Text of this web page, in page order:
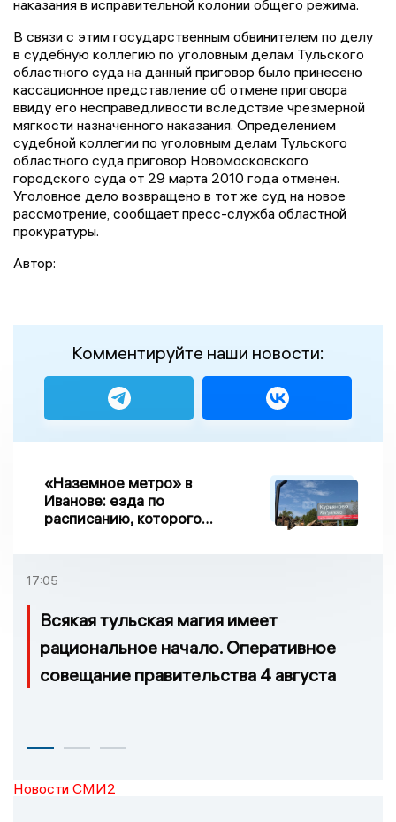
наказания в исправительной колонии общего режима.
В связи с этим государственным обвинителем по делу
в судебную коллегию по уголовным делам Тульского
областного суда на данный приговор было принесено
кассационное представление об отмене приговора
ввиду его несправедливости вследствие чрезмерной
мягкости назначенного наказания. Определением
судебной коллегии по уголовным делам Тульского
областного суда приговор Новомосковского
городского суда от 29 марта 2010 года отменен.
Уголовное дело возвращено в тот же суд на новое
рассмотрение, сообщает пресс-служба областной
прокуратуры.
Автор:
Комментируйте наши новости:
«Наземное метро» в
Иванове: езда по
расписанию, которого
17:05
Всякая тульская магия имеет
рациональное начало. Оперативное
совещание правительства 4 августа
Новости СМИ2